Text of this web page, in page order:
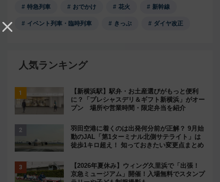
特急列車 おでかけ 花火 新幹線
イベント列車・臨時列車 きっぷ ダイヤ改正
人気ランキング
【新横浜駅】駅弁・お土産選びがもっと便利
に？「プレシャスデリ＆ギフト新横浜」がオー
プン 場所や営業時間・限定弁当を紹介
羽田空港に着くのは出発何分前が正解？ 9月始
動のJAL「第1ターミナル北側サテライト」は
徒歩1キロ超え！ 知っておきたい変更点まとめ
【2026年夏休み】ウィング久里浜で「出張！
京急ミュージアム」開催！入場無料でスタンプ